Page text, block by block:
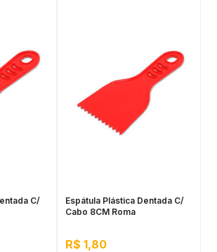
C/
Espátula Plástica Dentada C/
Cabo 8CM Roma
R$ 1,80